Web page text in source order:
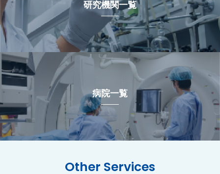
研究機関一覧
病院一覧
Other Services